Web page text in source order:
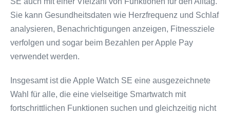
Sie kann Gesundheitsdaten wie Herzfrequenz und Schlaf
analysieren, Benachrichtigungen anzeigen, Fitnessziele
verfolgen und sogar beim Bezahlen per Apple Pay
verwendet werden.
Insgesamt ist die Apple Watch SE eine ausgezeichnete
Wahl für alle, die eine vielseitige Smartwatch mit
fortschrittlichen Funktionen suchen und gleichzeitig nicht